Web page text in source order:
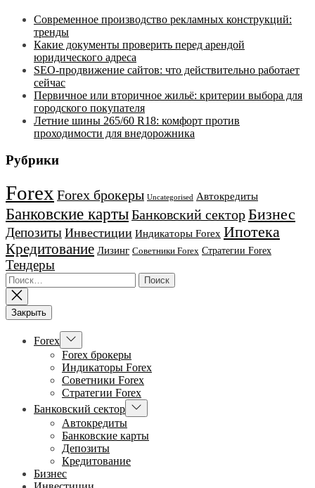
Современное производство рекламных конструкций:
тренды
Какие документы проверить перед арендой
юридического адреса
SEO-продвижение сайтов: что действительно работает
сейчас
Первичное или вторичное жильё: критерии выбора для
городского покупателя
Летние шины 265/60 R18: комфорт против
проходимости для внедорожника
Рубрики
Forex Forex брокеры Uncategorised Автокредиты
Банковские картыБанковский секторБизнес
Депозиты Инвестиции Индикаторы Forex Ипотека
Кредитование Лизинг Советники Forex Стратегии Forex
Тендеры
Найти:
Закрыть
Forex Показывать
подменю
Forex брокеры
Индикаторы Forex
Советники Forex
Стратегии Forex
Банковский сектор Показывать
подменю
Автокредиты
Банковские карты
Депозиты
Кредитование
Бизнес